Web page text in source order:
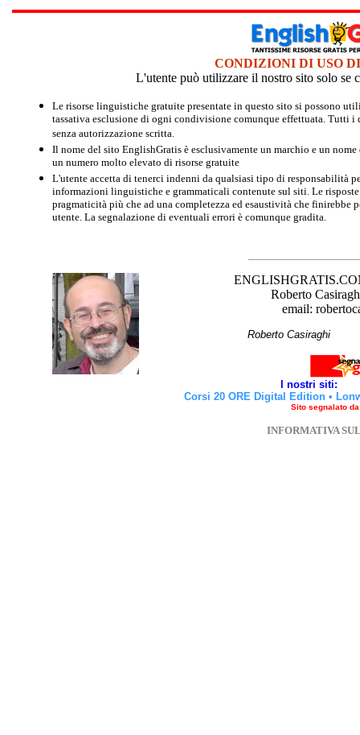
CONDIZIONI DI USO
L'utente può utilizzare il nostro sito solo se
Le risorse linguistiche gratuite presentate in questo sito si possono
tassativa esclusione di ogni condivisione comunque effettuata. Tutti
senza autorizzazione scritta.
Il nome del sito EnglishGratis è esclusivamente un marchio e un
un numero molto elevato di risorse gratuite
L'utente accetta di tenerci indenni da qualsiasi tipo di responsabilità
informazioni linguistiche e grammaticali contenute sul siti. Le
pragmaticità più che ad una completezza ed esaustività che finirebbe
utente. La segnalazione di eventuali errori è comunque gradita.
Roberto
email:
Roberto
I nostri siti:
Corsi 20 ORE Digital Edition •
Sito segnalato
INFORMATIVA